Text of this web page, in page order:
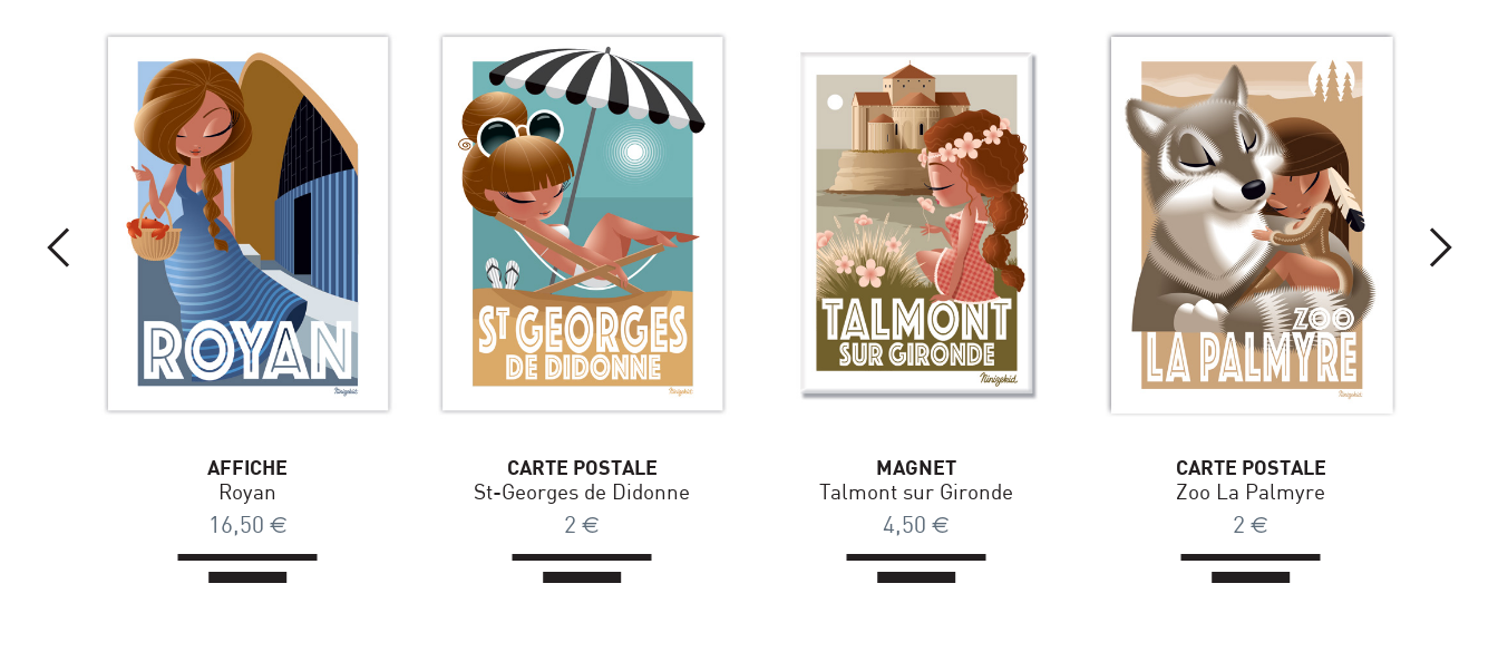
AFFICHE
Royan
16,50 €
CARTE POSTALE
St-Georges de Didonne
2 €
MAGNET
Talmont sur Gironde
4,50 €
CARTE POSTALE
Zoo La Palmyre
2 €